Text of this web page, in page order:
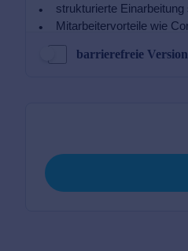
barrierefreie Version